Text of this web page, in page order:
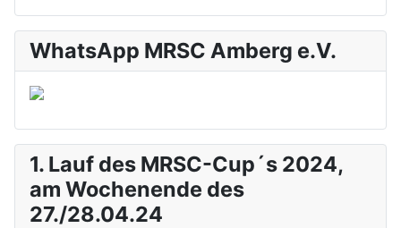
WhatsApp MRSC Amberg e.V.
1. Lauf des MRSC-Cup´s 2024,
am Wochenende des
27./28.04.24